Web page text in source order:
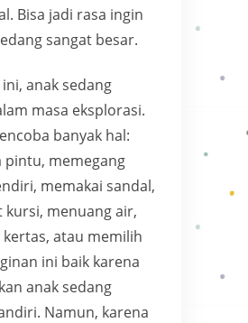
Bisa jadi rasa ingin
sangat besar.
anak sedang
masa eksplorasi.
banyak hal:
pintu, memegang
memakai sandal,
kursi, menuang air,
atau memilih
ini baik karena
anak sedang
Namun, karena